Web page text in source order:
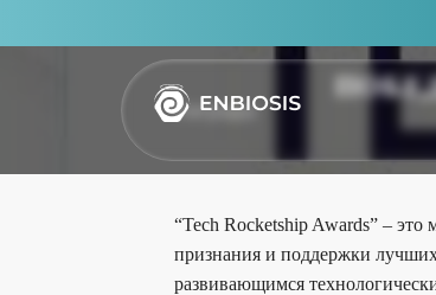
Награды
“Tech Rocketship Awards” –
признания и поддержки лучших
развивающимся